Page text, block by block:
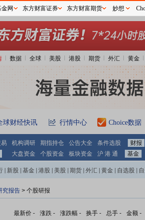
数据 全球 美股 港股 期货 外汇 黄金
球财经快讯 行情中心 Choice数据
机构调研 期指持仓 公告大全 条件选股 财报
大盘资金
个股资金 板块资金 沪 港 通 基金
新股 基金 港股 美股 期货 外汇 黄金 自选股
究报告 > 个股研报
最新价 - 涨跌 - 涨跌幅 - 换手 - 总手 - 金额 -
网 东方财富证券 东方财富期货 妙想